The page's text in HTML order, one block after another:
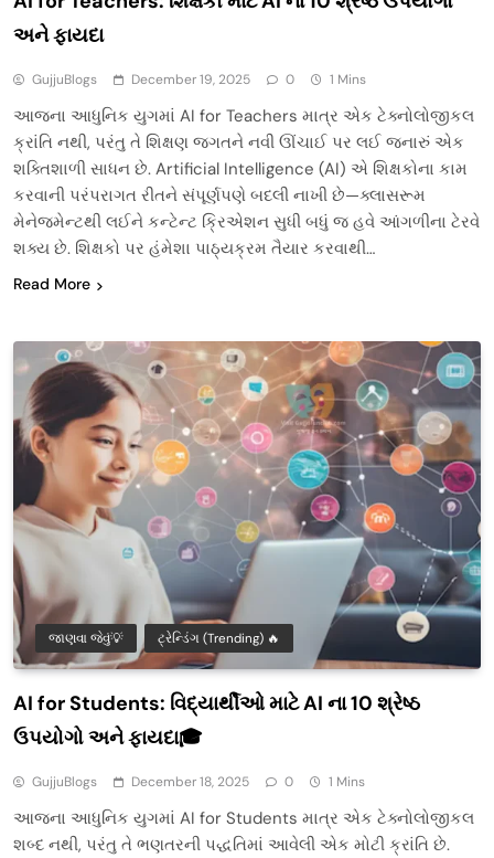
અને ફાયદા
GujjuBlogs December 19, 2025 0 1 Mins
આજના આધુનિક યુગમાં AI for Teachers માત્ર એક ટેક્નોલોજીકલ
ક્રાંતિ નથી, પરંતુ તે શિક્ષણ જગતને નવી ઊંચાઈ પર લઈ જનારું એક
શક્તિશાળી સાધન છે. Artificial Intelligence (AI) એ શિક્ષકોના કામ
કરવાની પરંપરાગત રીતને સંપૂર્ણપણે બદલી નાખી છે—ક્લાસરૂમ
મેનેજમેન્ટથી લઈને કન્ટેન્ટ ક્રિએશન સુધી બધું જ હવે આંગળીના ટેરવે
શક્ય છે. શિક્ષકો પર હંમેશા પાઠ્યક્રમ તૈયાર કરવાથી…
Read More
જાણવા જેવું💡 ટ્રેન્ડિંગ (Trending) 🔥
AI for Students: વિદ્યાર્થીઓ માટે AI ના 10 શ્રેષ્ઠ
ઉપયોગો અને ફાયદા🎓
GujjuBlogs December 18, 2025 0 1 Mins
આજના આધુનિક યુગમાં AI for Students માત્ર એક ટેક્નોલોજીકલ
શબ્દ નથી, પરંતુ તે ભણતરની પદ્ધતિમાં આવેલી એક મોટી ક્રાંતિ છે.